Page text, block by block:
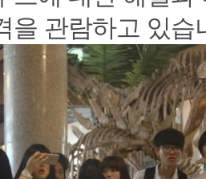
을 관람하고 있습